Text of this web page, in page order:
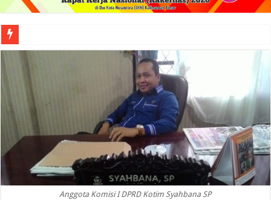
Viral! Selama Dua Bulan Lebih Siltap Serta Tunjangan Pemdes dan BPD di
Anggota Komisi I DPRD Kotim Syahbana SP